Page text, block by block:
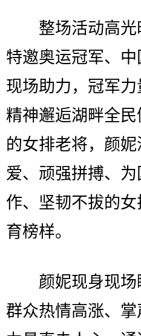
整场活动高光
特邀奥运冠军、
现场助力，冠军
精神邂逅湖畔全
的女排老将，颜
爱、顽强拼搏、
作、坚韧不拔的
育榜样。
颜妮现身现场
群众热情高涨、